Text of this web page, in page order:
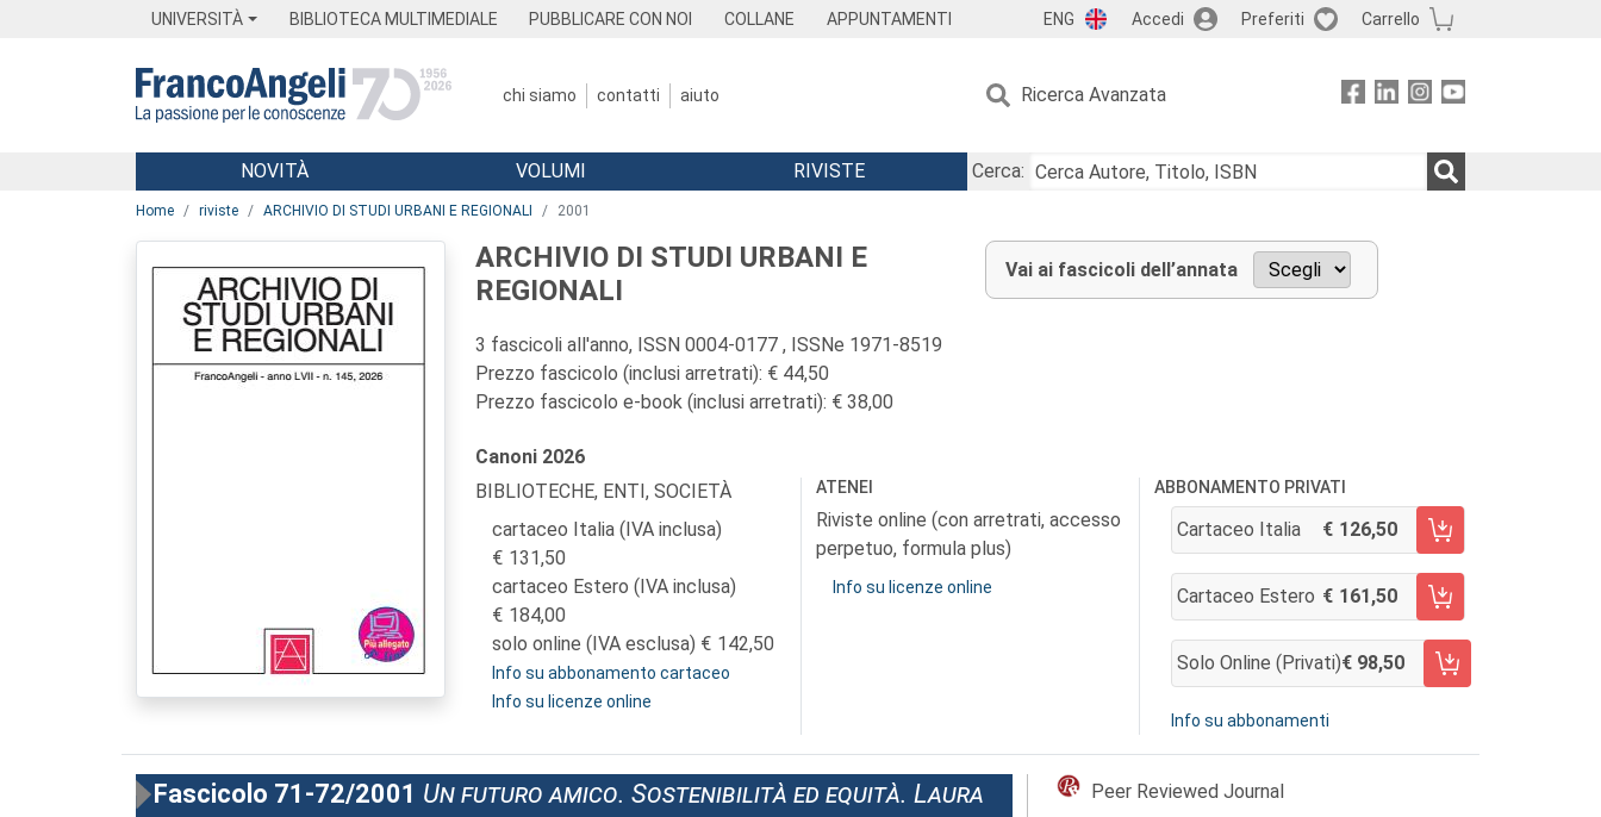
UNIVERSITÀ BIBLIOTECA MULTIMEDIALE PUBBLICARE CON NOI COLLANE APPUNTAMENTI ENG Accedi Preferiti Carrello
chi siamo contatti aiuto Ricerca Avanzata
Menu
NOVITÀ VOLUMI RIVISTE
Cerca:
Home riviste ARCHIVIO DI STUDI URBANI E REGIONALI 2001
ARCHIVIO DI STUDI URBANI E
REGIONALI
3 fascicoli all'anno, ISSN 0004-0177 , ISSNe 1971-8519
Prezzo fascicolo (inclusi arretrati): € 44,50
Prezzo fascicolo e-book (inclusi arretrati): € 38,00
Vai ai fascicoli dell’annata
Canoni 2026
BIBLIOTECHE, ENTI, SOCIETÀ
cartaceo Italia (IVA inclusa)
131,50
cartaceo Estero (IVA inclusa)
184,00
solo online (IVA esclusa)
142,50
Info su abbonamento cartaceo
Info su licenze online
ATENEI
Riviste online (con arretrati, accesso
perpetuo, formula plus)
Info su licenze online
ABBONAMENTO PRIVATI
Cartaceo Italia 126,50
AGGIUNGI AL CARRELLO
Cartaceo Estero 161,50
AGGIUNGI AL CARRELLO
Solo Online (privati) 98,50
AGGIUNGI AL CARRELLO
Info su abbonamenti
Fascicolo 71-72/2001 Un futuro amico. Sostenibilità ed equità. Laura
Peer Reviewed Journal